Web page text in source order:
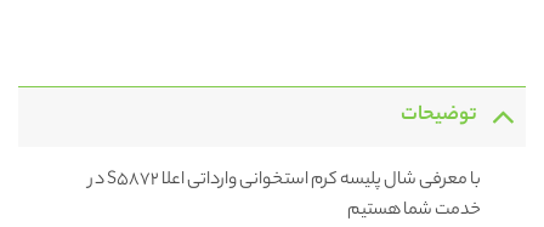
توضیحات
با معرفی شال ‌پلیسه کرم استخوانی وارداتی اعلا S5872 در
خدمت شما هستیم